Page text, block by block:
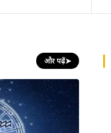
और पढ़ें➤